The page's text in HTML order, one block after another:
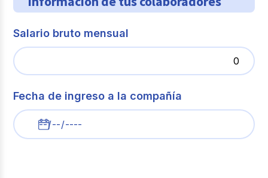
Salario bruto mensual
Fecha de ingreso a la compañía